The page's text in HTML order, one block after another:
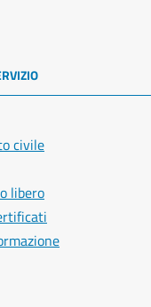
civile
libero